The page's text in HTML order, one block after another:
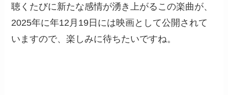
聴くたびに新たな感情が湧き上がるこの楽曲が、
2025年に年12月19日には映画として公開されて
いますので、楽しみに待ちたいですね。